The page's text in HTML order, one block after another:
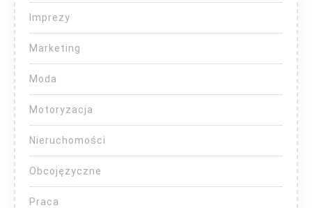
Imprezy
Marketing
Moda
Motoryzacja
Nieruchomości
Obcojęzyczne
Praca